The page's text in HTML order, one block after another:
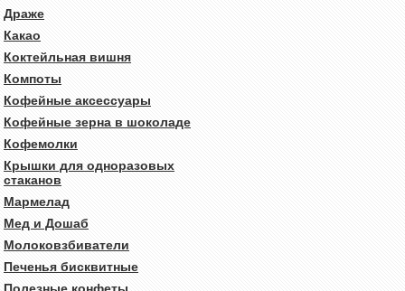
Драже
Какао
Коктейльная вишня
Компоты
Кофейные аксессуары
Кофейные зерна в шоколаде
Кофемолки
Крышки для одноразовых
стаканов
Мармелад
Мед и Дошаб
Молоковзбиватели
Печенья бисквитные